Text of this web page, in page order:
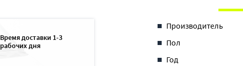
Время доставки 1-3
рабочих дня
Производитель
Пол
Год